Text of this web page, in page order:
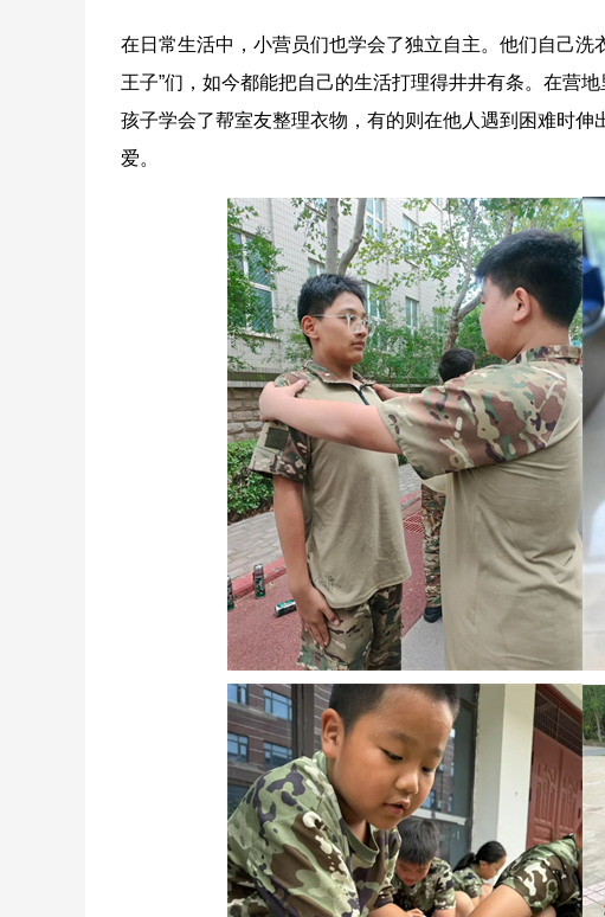
在日常生活中，小营员们也学会了独立自主。他们自己洗
王子”们，如今都能把自己的生活打理得井井有条。在营
孩子学会了帮室友整理衣物，有的则在他人遇到困难时
爱。